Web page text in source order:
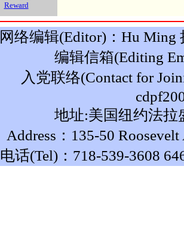
Reward
网络编辑(Editor)：Hu Ming
编辑信箱(Editing
入党联络(Contact for
地址:美国纽约法拉
Address：135-50
电话(Tel)：718-539-3608